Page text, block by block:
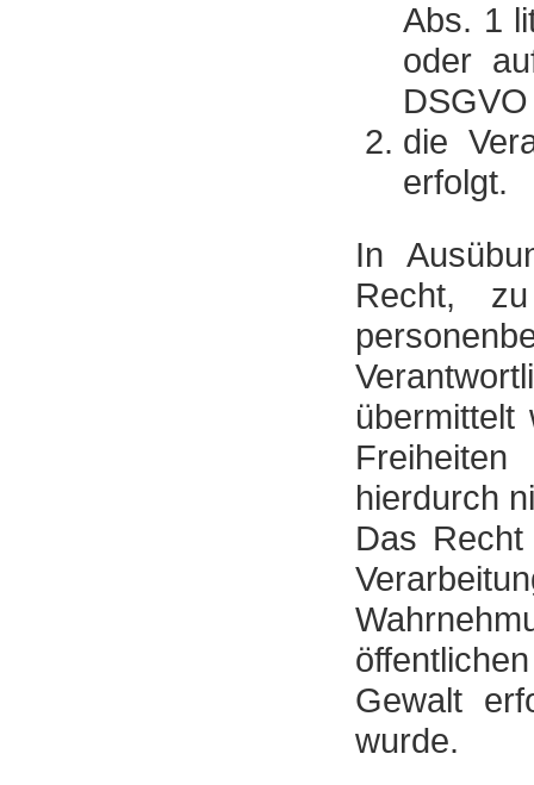
Abs. 1
oder
die
erfolgt.
In
Recht,
übermittelt
hierdurch
Das
Gewalt
wurde.